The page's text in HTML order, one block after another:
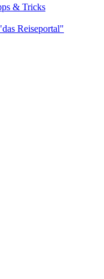
& Tricks
Reiseportal"